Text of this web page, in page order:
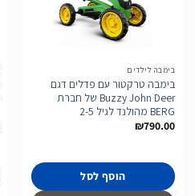
בימבה לילדים
בימבה טרקטור עם פדלים דגם
Buzzy John Deer של חברת
BERG מהולנד לגיל 2-5
₪790.00
הוסף לסל